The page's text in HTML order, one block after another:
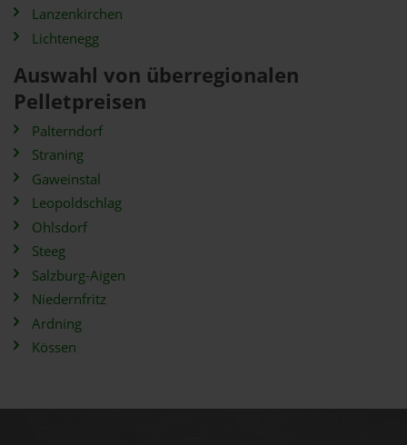
Lanzenkirchen
Lichtenegg
Auswahl von überregionalen
Pelletpreisen
Palterndorf
Straning
Gaweinstal
Leopoldschlag
Ohlsdorf
Steeg
Salzburg-Aigen
Niedernfritz
Ardning
Kössen